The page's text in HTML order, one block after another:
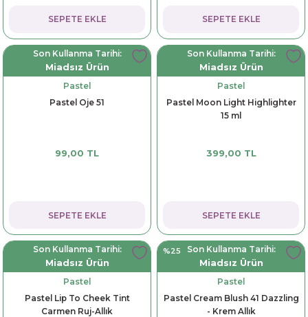
SEPETE EKLE SEPETE EKLE
Son Kullanma Tarihi:
Miadsız Ürün
Pastel
Pastel Oje 51
99,00 TL
SEPETE EKLE
Son Kullanma Tarihi:
Miadsız Ürün
Pastel
Pastel Moon Light Highlighter
15 ml
399,00 TL
SEPETE EKLE
Son Kullanma Tarihi:
Miadsız Ürün
Pastel
Pastel Lip To Cheek Tint
Carmen Ruj-Allık
%25
Son Kullanma Tarihi:
Miadsız Ürün
Pastel
Pastel Cream Blush 41 Dazzling
- Krem Allık